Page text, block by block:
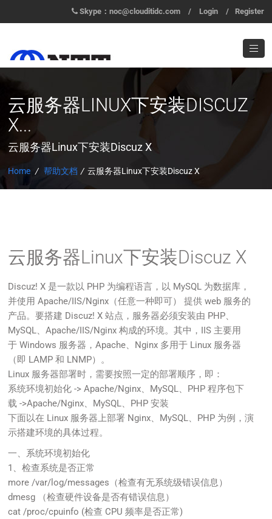
Skype：noc@clouditidc.com / Login / Register
云服务器LINUX下安装DISCUZ
X...
云服务器Linux下安装Discuz X
Home / 帮助文档 / 云服务器Linux下安装Discuz X
云服务器Linux下安装Discuz X
Discuz! X 是一款以 PHP 为编程语言，以 MySQL 为数据库，
并使用 Apache/IIS/Nginx（任意一种即可） 提供 web 服务的
产品。要搭建 Discuz! X 站点，服务器必须安装由 PHP、
MySQL、Apache/IIS/Nginx 构成的环境。其中，IIS 主要用
于 Windows 服务器，Apache、Nginx 多用于 Linux 服务器
（即 LAMP 和 LNMP）。
Linux 服务器部署时，需要按照一定的部署顺序，即：
系统环境初始化 -> Apache/Nginx、MySQL、PHP 程序包下
载 ->Apache/Nginx、MySQL、PHP 安装
下面以在 Linux 服务器上部署 Nginx、MySQL、PHP 为例，演
示搭建环境的具体过程。
一、系统环境初始化
1、检查系统是否正常
more /var/log/messages（检查有无系统级错误信息）
dmesg （检查硬件设备是否有错误信息）
cat /proc/cpuinfo (检查 CPU 频率是否正常)